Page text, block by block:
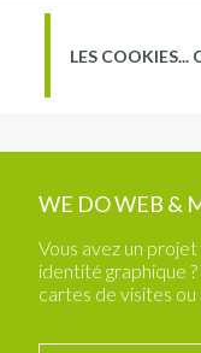
LES COOKIES...
WE DO WEB &
Vous avez un
identité graphique
cartes de visites